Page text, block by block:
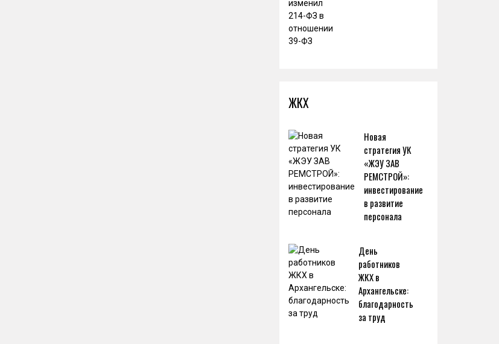
ЖКХ
Новая
стратегия УК
«ЖЭУ ЗАВ
РЕМСТРОЙ»:
инвестирование
в развитие
персонала
День
работников
ЖКХ в
Архангельске:
благодарность
за труд